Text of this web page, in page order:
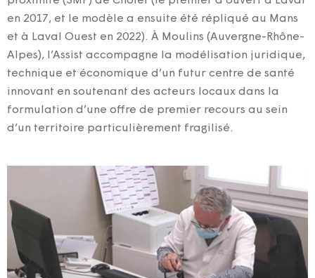
en 2017, et le modèle a ensuite été répliqué au Mans
et à Laval Ouest en 2022). À Moulins (Auvergne-Rhône-
Alpes), l’Assist accompagne la modélisation juridique,
technique et économique d’un futur centre de santé
innovant en soutenant des acteurs locaux dans la
formulation d’une offre de premier recours au sein
d’un territoire particulièrement fragilisé.